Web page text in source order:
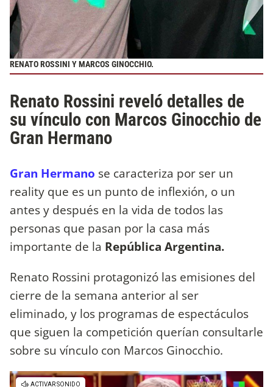
RENATO ROSSINI Y MARCOS GINOCCHIO.
Renato Rossini reveló detalles de
su vínculo con Marcos Ginocchio de
Gran Hermano
Gran Hermano se caracteriza por ser un
reality que es un punto de inflexión, o un
antes y después en la vida de todos las
personas que pasan por la casa más
importante de la República Argentina.
Renato Rossini protagonizó las emisiones del
cierre de la semana anterior al ser
eliminado, y los programas de espectáculos
que siguen la competición querían consultarle
sobre su vínculo con Marcos Ginocchio.